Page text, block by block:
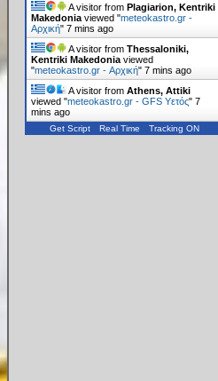
A visitor fromPlagiarion, Kentriki
Makedonia viewed "meteokastro.gr -
Αρχική"7 mins ago
A visitor fromThessaloniki,
Kentriki Makedonia viewed
"meteokastro.gr - Αρχική"7 mins ago
A visitor fromAthens, Attiki
viewed "meteokastro.gr - GFS Υετός"7
mins ago
Get Script Real Time Tracking ON